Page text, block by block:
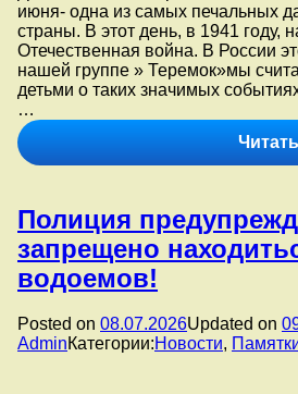
июня- одна из самых печальных
страны. В этот день, в 1941 году,
Отечественная война. В России
нашей группе » Теремок»мы
детьми о таких значимых
…
Полиция
запрещено
водоемов!
Posted on 08.07.2026Updated on
AdminКатегории:Новости,